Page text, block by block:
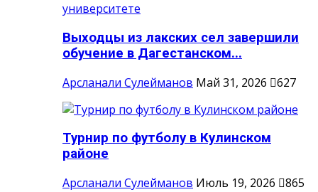
Выходцы из лакских сел завершили
обучение в Дагестанском...
Арсланали Сулейманов Май 31, 2026 627
Турнир по футболу в Кулинском
районе
Арсланали Сулейманов Июль 19, 2026 865